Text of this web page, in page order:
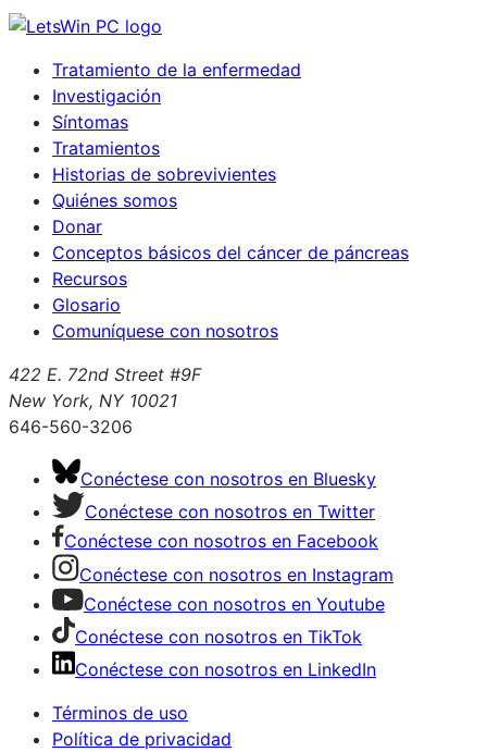
Tratamiento de la enfermedad
Investigación
Síntomas
Tratamientos
Historias de sobrevivientes
Quiénes somos
Donar
Conceptos básicos del cáncer de páncreas
Recursos
Glosario
Comuníquese con nosotros
422 E. 72nd Street #9F
New York, NY 10021
646-560-3206
Conéctese con nosotros en Bluesky
Conéctese con nosotros en Twitter
Conéctese con nosotros en Facebook
Conéctese con nosotros en Instagram
Conéctese con nosotros en Youtube
Conéctese con nosotros en TikTok
Conéctese con nosotros en LinkedIn
Términos de uso
Política de privacidad